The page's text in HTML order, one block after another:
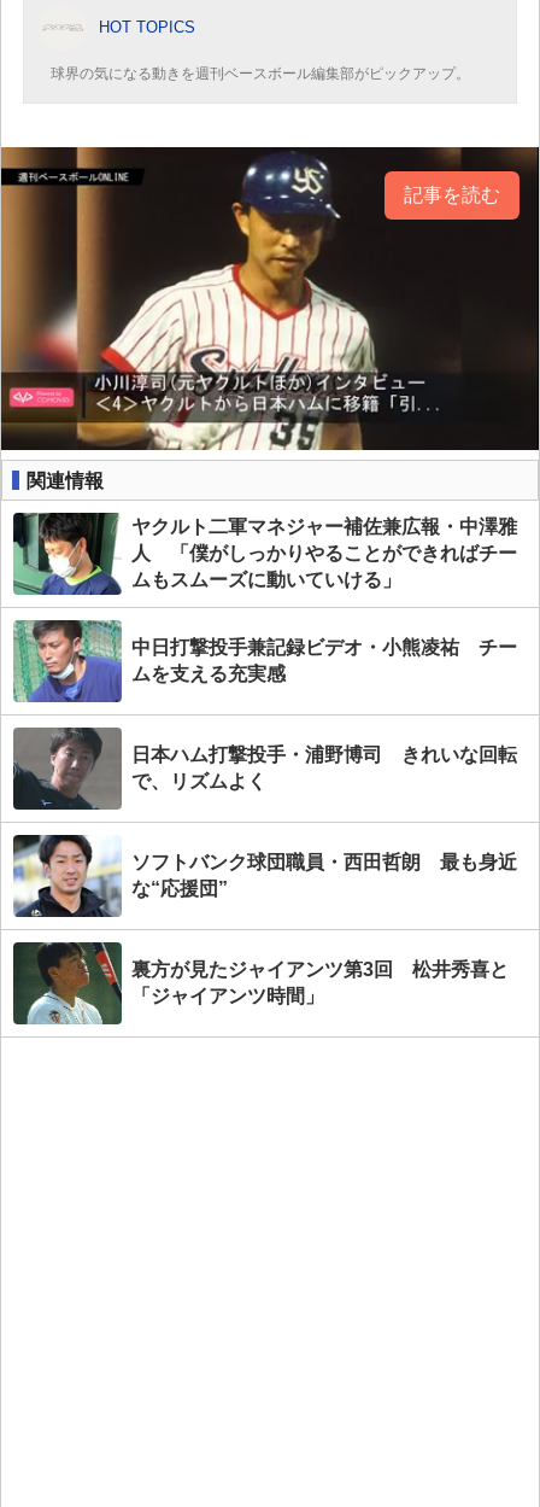
HOT TOPICS
球界の気になる動きを週刊ベースボール編集部がピックアップ。
記事を読む
関連情報
ヤクルト二軍マネジャー補佐兼広報・中澤雅
人 「僕がしっかりやることができればチー
ムもスムーズに動いていける」
中日打撃投手兼記録ビデオ・小熊凌祐 チー
ムを支える充実感
日本ハム打撃投手・浦野博司 きれいな回転
で、リズムよく
ソフトバンク球団職員・西田哲朗 最も身近
な“応援団”
裏方が見たジャイアンツ第3回 松井秀喜と
「ジャイアンツ時間」